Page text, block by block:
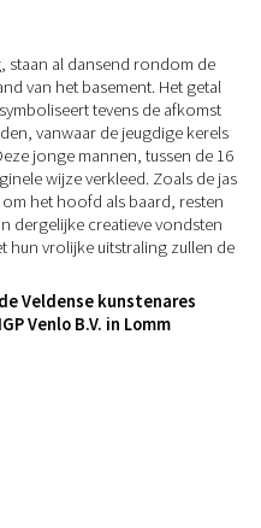
staan al dansend rondom de
van het basement. Het getal
tevens de afkomst
vanwaar de jeugdige kerels
jonge mannen, tussen de 16
wijze verkleed. Zoals de jas
het hoofd als baard, resten
dergelijke creatieve vondsten
hun vrolijke uitstraling zullen de
Veldense kunstenares
Venlo B.V. in Lomm